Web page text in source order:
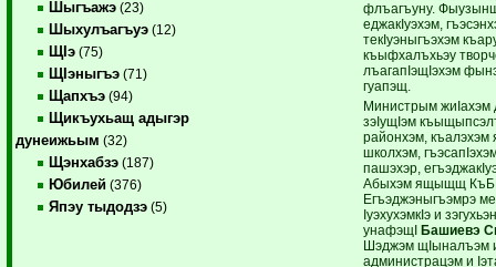
Шыгъажэ (23)
Шыхулъагъуэ (12)
ЩIэ (75)
ЩIэныгъэ (71)
Щапхъэ (94)
Щикъухьащ адыгэр
дунеижьым (32)
Щэнхабзэ (187)
Юбилей (376)
Япэу тыдодзэ (5)
флъагъуну.
еджакIуэхэм,
текIуэныгъэхэм
къыфхалъхьэу
лъагапIэщIэхэм
гуапэщ.
Министрым жиIахэм
зэIущIэм
районхэм, къалэхэм
школхэм,
пашэхэр,
Абыхэм ящыщщ
Егъэджэныгъэмрэ
IуэхухэмкIэ и
унафэщI Башиевэ
Шэджэм щIыналъэм
администрацэм и